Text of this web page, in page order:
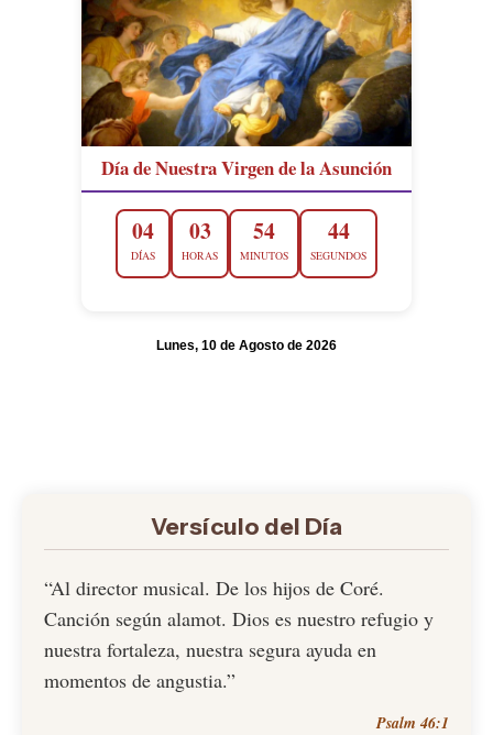
Día de Nuestra Virgen de la Asunción
04
DÍAS
03
HORAS
54
MINUTOS
43
SEGUNDOS
Lunes, 10 de Agosto de 2026
Versículo del Día
“Al director musical. De los hijos de Coré.
Canción según alamot. Dios es nuestro refugio y
nuestra fortaleza, nuestra segura ayuda en
momentos de angustia.”
Psalm 46:1